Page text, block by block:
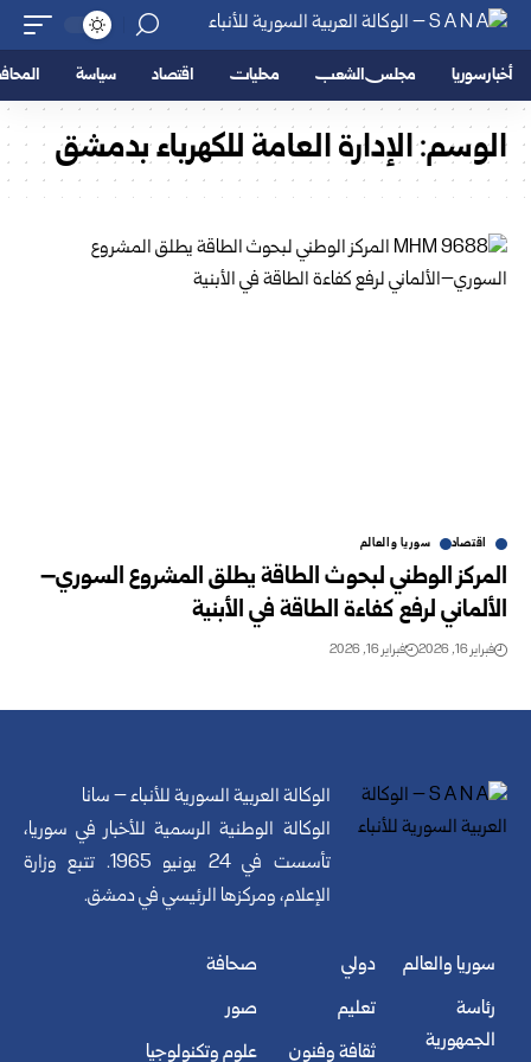
أخبار سوريا مجلس الشعب محليات اقتصاد سياسة
الوسم:الإدارة العامة للكهرباء بدمشق
اقتصاد سوريا والعالم
المركز الوطني لبحوث الطاقة يطلق المشروع السوري–
الألماني لرفع كفاءة الطاقة في الأبنية
فبراير 16, 2026 فبراير 16, 2026
الوكالة العربية السورية للأنباء – سانا
الوكالة الوطنية الرسمية للأخبار في سوريا،
تأسست في 24 يونيو 1965. تتبع وزارة
الإعلام، ومركزها الرئيسي في دمشق.
سوريا والعالم
رئاسة
الجمهورية
دولي
تعليم
ثقافة وفنون
صحافة
صور
علوم وتكنولوجيا